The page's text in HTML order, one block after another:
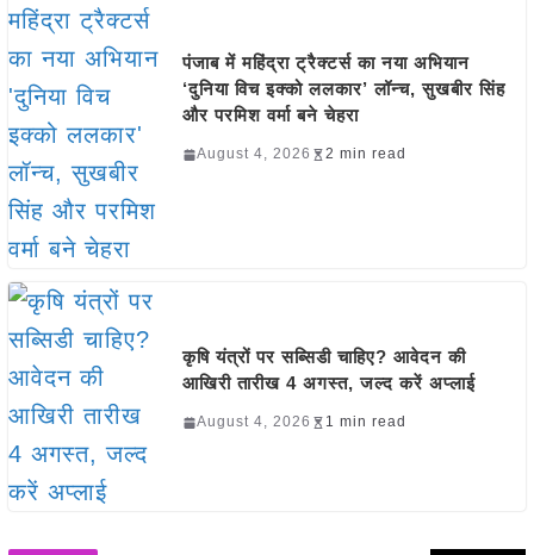
पंजाब में महिंद्रा ट्रैक्टर्स का नया अभियान
‘दुनिया विच इक्को ललकार’ लॉन्च, सुखबीर सिंह
और परमिश वर्मा बने चेहरा
August 4, 2026 2 min read
कृषि यंत्रों पर सब्सिडी चाहिए? आवेदन की
आखिरी तारीख 4 अगस्त, जल्द करें अप्लाई
August 4, 2026 1 min read